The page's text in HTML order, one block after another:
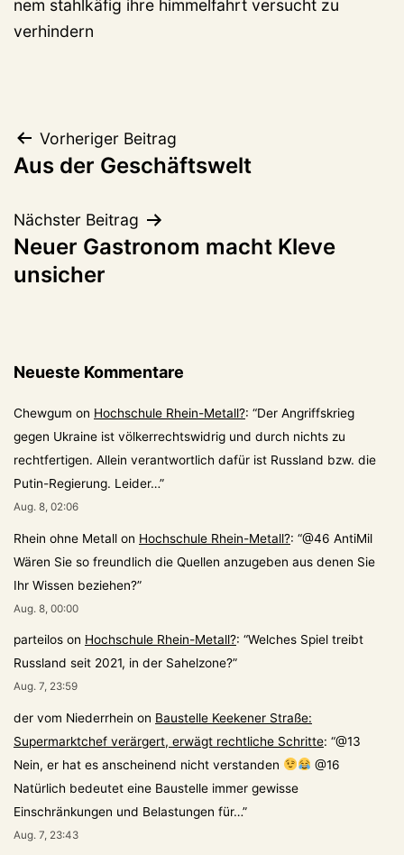
nem stahlkäfig ihre himmelfahrt versucht zu
verhindern
Beitragsnavigation
Vorheriger Beitrag
Aus der Geschäftswelt
Nächster Beitrag
Neuer Gastronom macht Kleve
unsicher
Neueste Kommentare
Chewgum on Hochschule Rhein-Metall?: “Der Angriffskrieg
gegen Ukraine ist völkerrechtswidrig und durch nichts zu
rechtfertigen. Allein verantwortlich dafür ist Russland bzw. die
Putin-Regierung. Leider…”
Aug. 8, 02:06
Rhein ohne Metall on Hochschule Rhein-Metall?: “@46 AntiMil
Wären Sie so freundlich die Quellen anzugeben aus denen Sie
Ihr Wissen beziehen?”
Aug. 8, 00:00
parteilos on Hochschule Rhein-Metall?: “Welches Spiel treibt
Russland seit 2021, in der Sahelzone?”
Aug. 7, 23:59
der vom Niederrhein on Baustelle Keekener Straße:
Supermarktchef verärgert, erwägt rechtliche Schritte: “@13
Nein, er hat es anscheinend nicht verstanden
@16
Natürlich bedeutet eine Baustelle immer gewisse
Einschränkungen und Belastungen für…”
Aug. 7, 23:43